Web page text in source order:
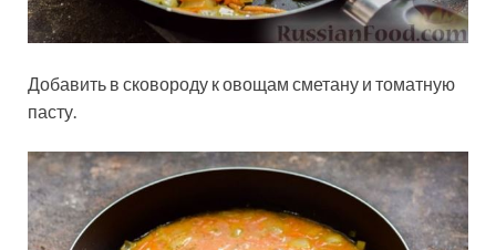
Добавить в сковороду к овощам сметану и томатную
пасту.